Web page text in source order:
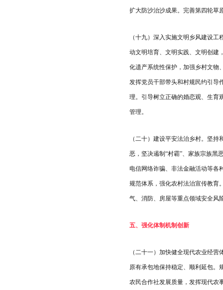
扩大防沙治沙成果。完善第四轮草
（十九）深入实施文明乡风建设
动文明培育、文明实践、文明创建
化遗产系统性保护，加强乡村文物
发挥党员干部带头和村规民约引导
理。引导树立正确的婚恋观、生育
管理。
（二十）建设平安法治乡村。坚
恶，坚决遏制“村霸”、家族宗族黑
电信网络诈骗、非法金融活动等各
规范体系，强化农村法治宣传教育
气、消防、房屋等重点领域安全风
五、强化体制机制创新
（二十一）加快健全现代农业经
原有承包地保持稳定、顺利延包。
农民合作社发展质量，发挥现代农